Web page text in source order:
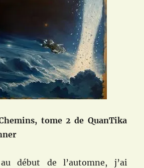
tome 2 de QuanTika
début de l’automne, j’ai